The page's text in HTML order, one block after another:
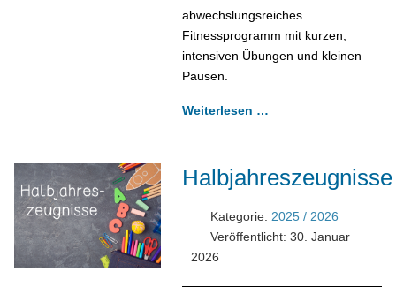
abwechslungsreiches
Fitnessprogramm mit kurzen,
intensiven Übungen und kleinen
Pausen.
Weiterlesen …
Halbjahreszeugnisse
Kategorie:2025 / 2026
Veröffentlicht: 30. Januar
2026